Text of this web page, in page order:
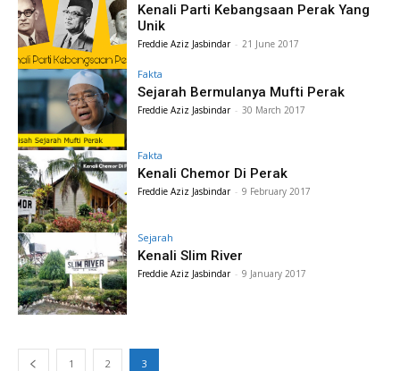
Kenali Parti Kebangsaan Perak Yang
Unik
Freddie Aziz Jasbindar - 21 June 2017
Fakta
Sejarah Bermulanya Mufti Perak
Freddie Aziz Jasbindar - 30 March 2017
Fakta
Kenali Chemor Di Perak
Freddie Aziz Jasbindar - 9 February 2017
Sejarah
Kenali Slim River
Freddie Aziz Jasbindar - 9 January 2017
1 2 3